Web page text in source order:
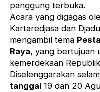
panggung terbuka.
Acara yang digagas
Kartaredjasa dan
mengambil tema
Raya, yang bertujuan
kemerdekaan
Diselenggarakan
tanggal 19 dan 20